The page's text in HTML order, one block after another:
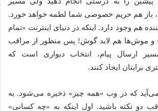
باز هم حریم خصوصی شما لطمه خواهد خورد.
هم وجود دارد. اینکه در دنیای اینترنت «تمام
و موش‌ها هم لابد گوش! پس منظور از مراقب
ارسال پیام، انتخاب دیواری است که
ایجاد کنند.
می‌آید که در وب «همه چیز» ذخیره می‌شود. به
دو نکته باشید. اول اینکه به «چه کسانی»